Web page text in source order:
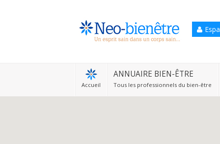
Accueil
ANNUAIRE BIEN-ÊTRE
Tous les professionnels du bien-être